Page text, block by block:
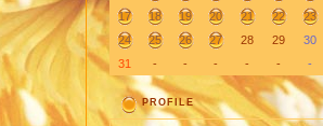
17
18 19 20 21 22
23
24
25 26 27 28 29
30
31
- - - - - -
PROFILE